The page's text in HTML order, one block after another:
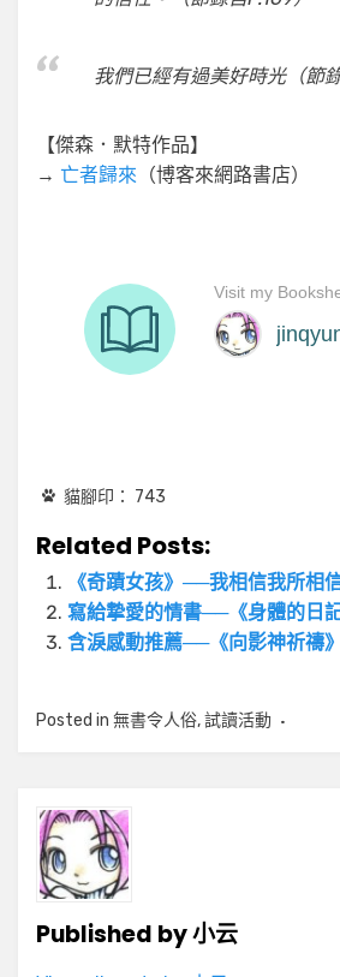
我們已經有過美好時光（節錄
【傑森．默特作品】
→ 亡者歸來 （博客來網路書店）
貓腳印： 743
Related Posts:
《奇蹟女孩》──我相信我所相
寫給摯愛的情書──《身體的日記
含淚感動推薦──《向影神祈禱》
Posted in 無書令人俗,試讀活動
Published by小云